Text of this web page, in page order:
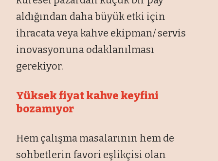
aldığından daha büyük etki için
ihracata veya kahve ekipman/ servis
inovasyonuna odaklanılması
gerekiyor.
Yüksek fiyat kahve keyfini
bozamıyor
Hem çalışma masalarının hem de
sohbetlerin favori eşlikçisi olan